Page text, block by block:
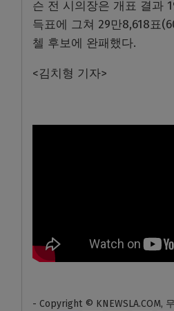
슨 전 시의장은 개표 결과
득표에 그쳐 29만8,618표
첼 후보에 완패했다.
<김치형 기자>
- Copyright © KNEWSLA.COM,